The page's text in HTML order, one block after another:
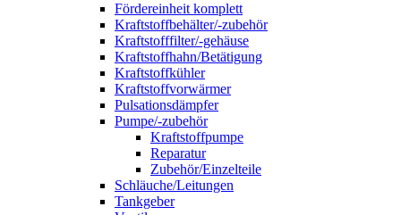
Fördereinheit komplett
Kraftstoffbehälter/-zubehör
Kraftstofffilter/-gehäuse
Kraftstoffhahn/Betätigung
Kraftstoffkühler
Kraftstoffvorwärmer
Pulsationsdämpfer
Pumpe/-zubehör
Kraftstoffpumpe
Reparatur
Zubehör/Einzelteile
Schläuche/Leitungen
Tankgeber